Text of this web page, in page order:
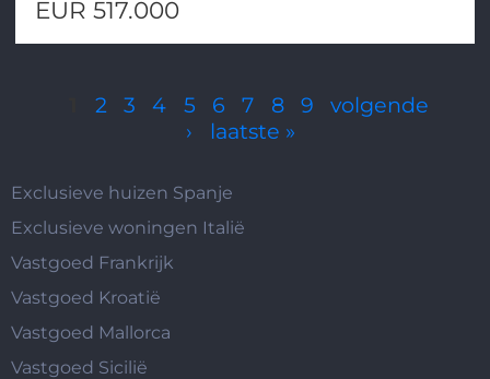
EUR 517.000
Pagina's
2 3 4 5 6 7 8 9
volgende
›
laatste »
Exclusieve huizen Spanje
Exclusieve woningen Italië
Vastgoed Frankrijk
Vastgoed Kroatië
Vastgoed Mallorca
Vastgoed Sicilië